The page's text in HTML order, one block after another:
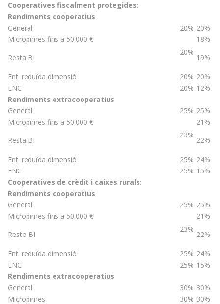
Cooperatives fiscalment protegides:
Rendiments cooperatius
General
20% 20%
Micropimes fins a 50.000 €
Resta BI
20%
18%
19%
Ent. reduïda dimensió 20% 20%
ENC
20% 12%
Rendiments extracooperatius
General
25% 25%
Micropimes fins a 50.000 €
Resta BI
23%
21%
22%
Ent. reduïda dimensió 25% 24%
ENC
25% 15%
Cooperatives de crèdit i caixes rurals:
Rendiments cooperatius
General
25% 25%
Micropimes fins a 50.000 €
Resto BI
23%
21%
22%
Ent. reduïda dimensió 25% 24%
ENC
25% 15%
Rendiments extracooperatius
General
30% 30%
Micropimes
30% 30%